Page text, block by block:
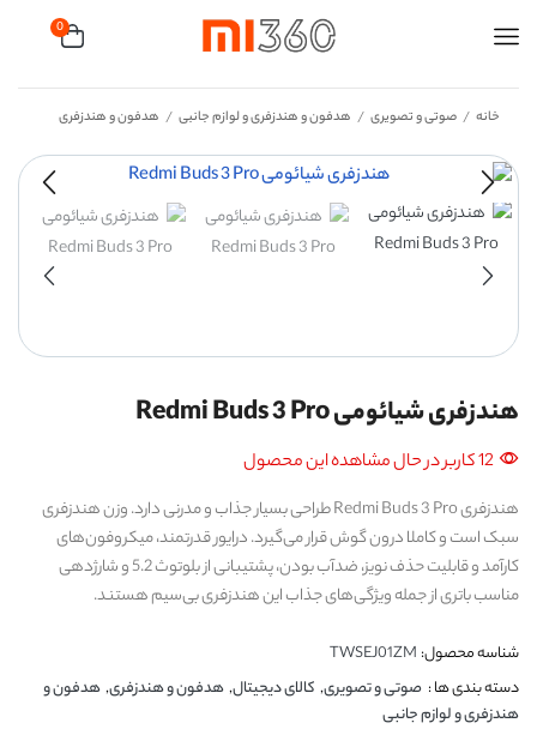
0
خانه / صوتی و تصویری / هدفون و هندزفری و لوازم جانبی / هدفون و هندزفری
هندزفری شیائومی Redmi Buds 3 Pro
12 کاربر در حال مشاهده این محصول
هندزفری Redmi Buds 3 Pro طراحی بسیار جذاب و مدرنی دارد. وزن هندزفری
سبک است و کاملا درون گوش قرار می‌گیرد. درایور قدرتمند، میکروفون‌های
کارآمد و قابلیت حذف نویز، ضدآب بودن، پشتیبانی از بلوتوث 5.2 و شارژدهی
مناسب باتری از جمله ویژگی‌های جذاب این هندزفری بی‌سیم هستند.
شناسه محصول: TWSEJ01ZM
دسته بندی ها : صوتی و تصویری, کالای دیجیتال,هدفون و هندزفری,هدفون و
هندزفری و لوازم جانبی